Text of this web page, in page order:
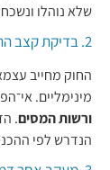
שלא נוהלו
החוק מחייב
מינימליים.
ורשות המסים.
הנדרש לפי